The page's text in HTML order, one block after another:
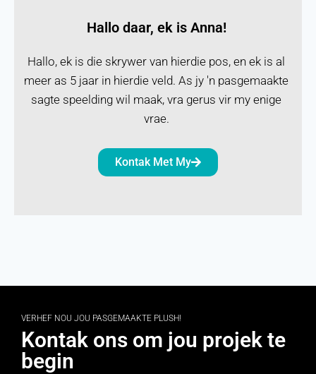
Hallo daar, ek is Anna!
Hallo, ek is die skrywer van hierdie pos, en ek is al
meer as 5 jaar in hierdie veld. As jy 'n pasgemaakte
sagte speelding wil maak, vra gerus vir my enige
vrae.
Kontak Met My
VERHEF NOU JOU PASGEMAAKTE PLUSH!
Kontak ons om jou projek te
begin